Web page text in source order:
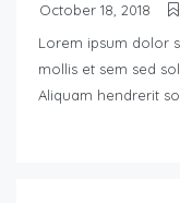
October 18, 2018
Lorem ipsum dolor
mollis et sem sed
Aliquam hendrerit